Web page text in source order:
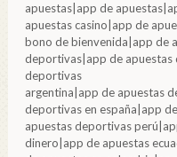
apuestas|app de
apuestas casino|app de
bono de bienvenida|app de
deportivas|app de
deportivas
argentina|app de apuestas
deportivas en españa|app
apuestas deportivas
dinero|app de apuestas